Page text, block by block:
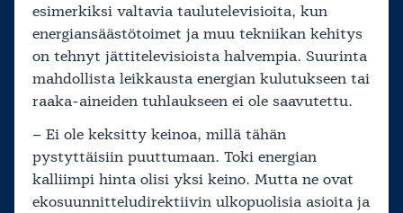
esimerkiksi valtavia taulutelevisioita, kun
energiansäästötoimet ja muu tekniikan kehitys
on tehnyt jättitelevisioista halvempia. Suurinta
mahdollista leikkausta energian kulutukseen tai
raaka-aineiden tuhlaukseen ei ole saavutettu.
– Ei ole keksitty keinoa, millä tähän
pystyttäisiin puuttumaan. Toki energian
kalliimpi hinta olisi yksi keino. Mutta ne ovat
ekosuunnitteludirektiivin ulkopuolisia asioita ja